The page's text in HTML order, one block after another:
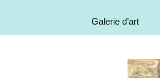
Galerie d’art